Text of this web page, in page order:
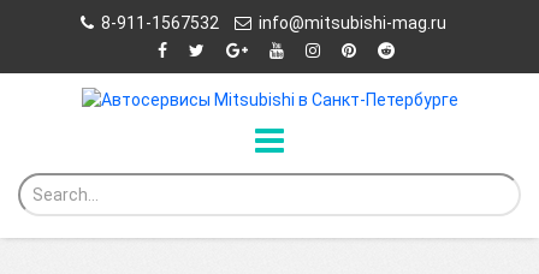
8-911-1567532 info@mitsubishi-mag.ru